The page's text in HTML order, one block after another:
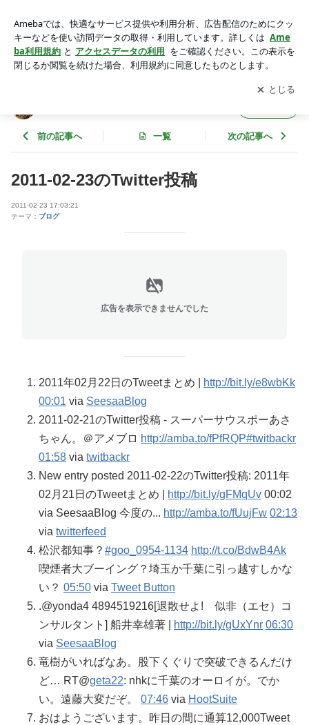
アメブロアプリをダウンロードして ブログの更新通知
を受け取りまし
ょう。
開く
前の記事へ 一覧 次の記事へ
2011-02-23のTwitter投稿
2011-02-23 17:03:21
テーマ： ブログ
広告を表示できませんでした
2011年02月22日のTweetまとめ |
http://bit.ly/e8wbKk
00:01 via SeesaaBlog
2011-02-21のTwitter投稿 - スーパーサウスポーあさ
ちゃん。＠アメブロ http://amba.to/fPfRQP#twitbackr
01:58 via twitbackr
New entry posted 2011-02-22のTwitter投稿: 2011年
02月21日のTweetまとめ |
http://bit.ly/gFMqUv 00:02
via SeesaaBlog 今度の... http://amba.to/fUujFw 02:13
via twitterfeed
松沢都知事？ #goo_0954-1134 http://t.co/BdwB4Ak
喫煙者大ブーイング？埼玉か千葉に引っ越すしかな
い？ 05:50 via Tweet Button
.@yonda4 4894519216[退散せよ! 似非（エセ）コ
ンサルタント] 船井幸雄著 |
http://bit.ly/gUxYnr 06:30
via SeesaaBlog
竜樹がいればなあ。股下くぐりで突破できるんだけ
ど… RT@geta22: nhkに千葉のオーロイが。でか
い。遠藤大変だぞ。
07:46 via HootSuite
おはようございます。昨日の間に通算12,000Tweet